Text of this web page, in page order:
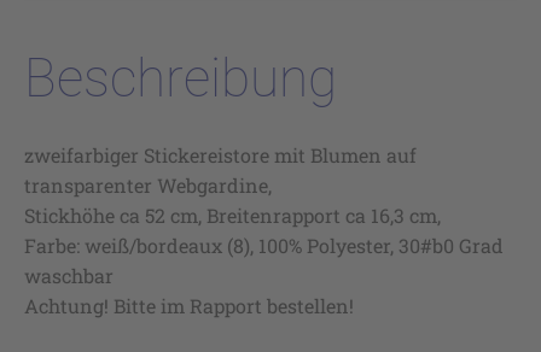
Beschreibung
zweifarbiger Stickereistore mit Blumen auf
transparenter Webgardine,
Stickhöhe ca 52 cm, Breitenrapport ca 16,3 cm,
Farbe: weiß/bordeaux (8), 100% Polyester, 30#b0 Grad
waschbar
Achtung! Bitte im Rapport bestellen!